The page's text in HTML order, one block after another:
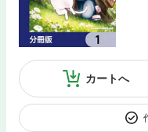
カートへ